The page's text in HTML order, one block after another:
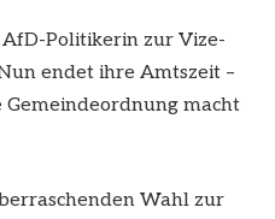
Politikerin zur Vize-
endet ihre Amtszeit –
macht
Wahl zur